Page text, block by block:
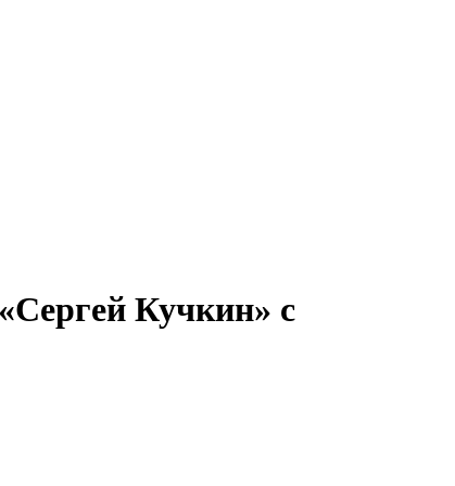
Кучкин» с